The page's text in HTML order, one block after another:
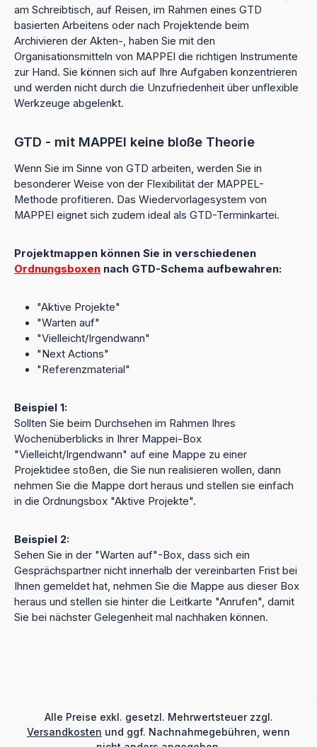
am Schreibtisch, auf Reisen, im Rahmen eines GTD
basierten Arbeitens oder nach Projektende beim
Archivieren der Akten-, haben Sie mit den
Organisationsmitteln von MAPPEI die richtigen Instrumente
zur Hand. Sie können sich auf Ihre Aufgaben konzentrieren
und werden nicht durch die Unzufriedenheit über unflexible
Werkzeuge abgelenkt.
GTD - mit MAPPEI keine bloße Theorie
Wenn Sie im Sinne von GTD arbeiten, werden Sie in
besonderer Weise von der Flexibilität der MAPPEL-
Methode profitieren. Das Wiedervorlagesystem von
MAPPEI eignet sich zudem ideal als GTD-Terminkartei.
Projektmappen können Sie in verschiedenen
Ordnungsboxen nach GTD-Schema aufbewahren:
"Aktive Projekte"
"Warten auf"
"Vielleicht/Irgendwann"
"Next Actions"
"Referenzmaterial"
Beispiel 1:
Sollten Sie beim Durchsehen im Rahmen Ihres
Wochenüberblicks in Ihrer Mappei-Box
"Vielleicht/Irgendwann" auf eine Mappe zu einer
Projektidee stoßen, die Sie nun realisieren wollen, dann
nehmen Sie die Mappe dort heraus und stellen sie einfach
in die Ordnungsbox "Aktive Projekte".
Beispiel 2:
Sehen Sie in der "Warten auf"-Box, dass sich ein
Gesprächspartner nicht innerhalb der vereinbarten Frist bei
Ihnen gemeldet hat, nehmen Sie die Mappe aus dieser Box
heraus und stellen sie hinter die Leitkarte "Anrufen", damit
Sie bei nächster Gelegenheit mal nachhaken können.
Alle Preise exkl. gesetzl. Mehrwertsteuer zzgl.
Versandkosten und ggf. Nachnahmegebühren, wenn